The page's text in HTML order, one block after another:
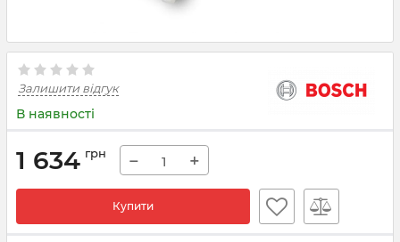
Залишити відгук
В наявності
1 634 грн − +
Купити